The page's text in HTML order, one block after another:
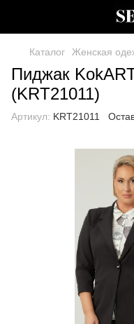
Каталог Женская
Пиджак
(KRT21011)
Артикул: KRT21011